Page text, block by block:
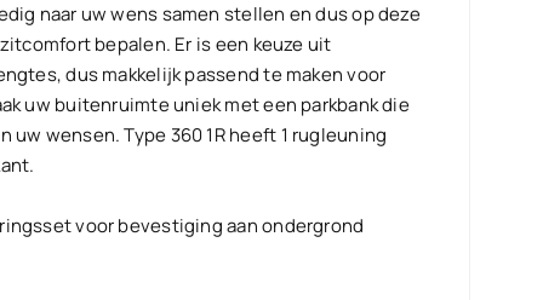
naar uw wens samen stellen en dus op deze
bepalen. Er is een keuze uit
dus makkelijk passend te maken voor
uw buitenruimte uniek met een parkbank die
uw wensen. Type 360 1R heeft 1 rugleuning
voor bevestiging aan ondergrond